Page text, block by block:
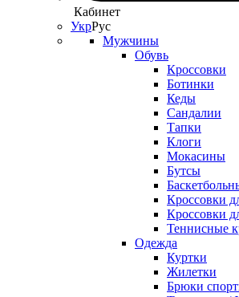
Кабинет
УкрРус
Мужчины
Обувь
Кроссовки
Ботинки
Кеды
Сандалии
Тапки
Клоги
Мокасины
Бутсы
Кроссовки
Кроссовки
Теннисные
Одежда
Куртки
Жилетки
Брюки